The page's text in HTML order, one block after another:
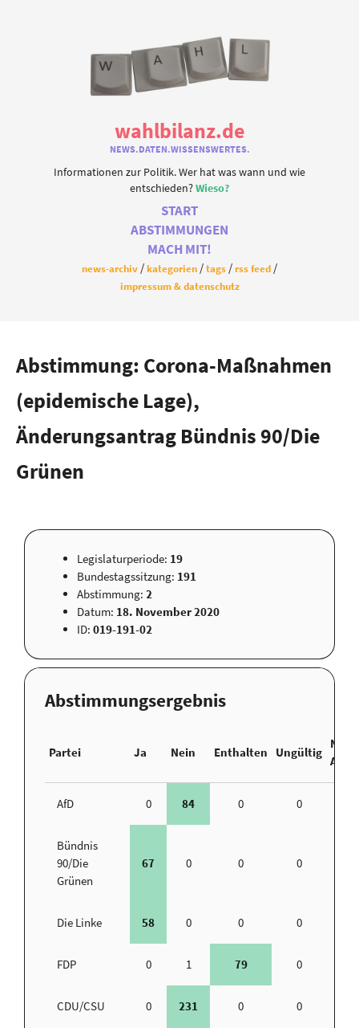
wahlbilanz.de
NEWS.DATEN.WISSENSWERTES.
Informationen zur Politik. Wer hat was wann und wie
entschieden?Wieso?
START
ABSTIMMUNGEN
MACH MIT!
news-archiv kategorien tags
rss feed
impressum & datenschutz
Abstimmung: Corona-Maßnahmen
(epidemische Lage),
Änderungsantrag Bündnis 90/Die
Grünen
Legislaturperiode: 19
Bundestagssitzung: 191
Abstimmung: 2
Datum: 18. November 2020
ID: 019-191-02
Abstimmungsergebnis
Partei Ja Nein Enthalten Ungültig
Nicht
AfD 0 84 0 0
Bündnis
90/Die
Grünen
67 0 0 0
Die Linke 58 0 0 0
FDP 0 1 79 0
CDU/CSU 0 231 0 0